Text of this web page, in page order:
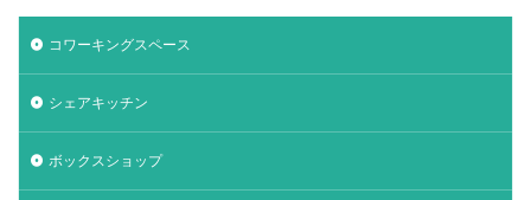
コワーキングスペース
シェアキッチン
ボックスショップ